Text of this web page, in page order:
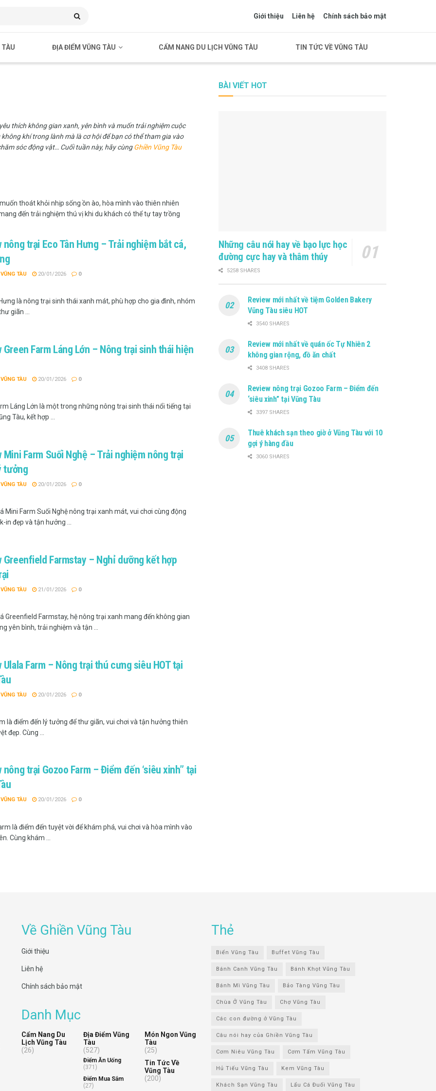
Giới thiệu Liên hệ Chính sách bảo mật
TÀU ĐỊA ĐIỂM VŨNG TÀU CẨM NANG DU LỊCH VŨNG TÀU TIN TỨC VỀ VŨNG TÀU
thích không gian xanh, yên bình và muốn trải nghiệm cuộc
khí trong lành mà là cơ hội để bạn có thể tham gia vào
sóc động vật… Cuối tuần này, hãy cùngGhiền Vũng Tàu
thoát khỏi nhịp sống ồn ào, hòa mình vào thiên nhiên
đến trải nghiệm thú vị khi du khách có thể tự tay trồng
hiểu hơn về thiên nhiên và đời sống nông nghiệp. Các hoạt
đều giúp tăng thêm kỹ năng và trải nghiệm thực tế. Đây là lựa
giãn, vừa giáo dục cho con trẻ.
món ăn dân dã sẽ mang đến hương vị thuần khiết và tốt cho
lại năng lượng và tận hưởng những phút giây bình yên
bỏ lỡ
Tàu để trải nghiệm cùng gia đình và bạn bè, dưới đây là
TP. Vũng Tàu, T. Bà Rịa – Vũng Tàu
QL. 56, X. Hòa Long, TP. Bà Rịa
Vietnam
Bà Rịa – Vũng Tàu
32 – Đ. Lê Trọng Tấn, Â. Phước Tân 5, X. Tân Hưng, TP. Bà Rịa
Rịa – Vũng Tàu
phút thư giãn mà còn mang lại nhiều kiến thức thú vị về
trải nghiệm trọn vẹn nhất, đừng quên tham khảo một số
thể thao hoặc dép chống trơn để dễ dàng di chuyển và
nắng, thuốc chống côn trùng và nước uống để đảm bảo
động vật hoặc gây ảnh hưởng đến môi trường nông trại nếu
chế sử dụng đồ nhựa dùng một lần để bảo vệ môi trường.
nhân viên nông trại khi tham gia các hoạt động như trồng rau,
thái.
nông trại Eco Tân Hưng – Trải nghiệm bắt cá,
TÀU 20/01/2026 0
là nông trại sinh thái xanh mát, phù hợp cho gia đình, nhóm
giãn ...
Green Farm Láng Lớn – Nông trại sinh thái hiện
TÀU 20/01/2026 0
Láng Lớn là một trong những nông trại sinh thái nổi tiếng tại
Tàu, kết hợp ...
Mini Farm Suối Nghệ – Trải nghiệm nông trại
tưởng
TÀU 20/01/2026 0
Mini Farm Suối Nghệ nông trại xanh mát, vui chơi cùng động
in đẹp và tận hưởng ...
Greenfield Farmstay – Nghỉ dưỡng kết hợp
TÀU 21/01/2026 0
Greenfield Farmstay, hệ nông trại xanh mang đến không gian
yên bình, trải nghiệm và tận ...
Ulala Farm – Nông trại thú cưng siêu HOT tại
TÀU 20/01/2026 0
là điểm đến lý tưởng để thư giãn, vui chơi và tận hưởng thiên
đẹp. Cùng ...
nông trại Gozoo Farm – Điểm đến ‘siêu xinh” tại
TÀU 20/01/2026 0
là điểm đến tuyệt vời để khám phá, vui chơi và hòa mình vào
Cùng khám ...
BÀI VIẾT HOT
Những câu nói hay về bạo lực học
đường cực hay và thâm thúy
5258 SHARES
Review mới nhất về tiệm Golden Bakery
Vũng Tàu siêu HOT
3540 SHARES
Review mới nhất về quán ốc Tự Nhiên 2
không gian rộng, đồ ăn chất
3408 SHARES
Review nông trại Gozoo Farm – Điểm đến
‘siêu xinh” tại Vũng Tàu
3397 SHARES
Thuê khách sạn theo giờ ở Vũng Tàu với 10
gợi ý hàng đầu
3060 SHARES
Về Ghiền Vũng Tàu
Giới thiệu
Liên hệ
Chính sách bảo mật
Danh Mục
Cẩm Nang Du
Lịch Vũng Tàu
(26)
Địa Điểm Vũng
Tàu
(527)
Điểm Ăn Uống
(371)
Điểm Mua Sắm
(27)
Món Ngon Vũng
Tàu
(25)
Tin Tức Về
Vũng Tàu
(200)
Thẻ
Biển Vũng Tàu Buffet Vũng Tàu
Bánh Canh Vũng Tàu Bánh Khọt Vũng Tàu
Bánh Mì Vũng Tàu Bảo Tàng Vũng Tàu
Chùa Ở Vũng Tàu Chợ Vũng Tàu
Các con đường ở Vũng Tàu
Câu nói hay của Ghiền Vũng Tàu
Cơm Niêu Vũng Tàu Cơm Tấm Vũng Tàu
Hủ Tiếu Vũng Tàu Kem Vũng Tàu
Khách Sạn Vũng Tàu Lẩu Cá Đuối Vũng Tàu